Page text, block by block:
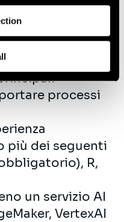
ruoli e/o
e AI
algoritmi
processi
più dei seguenti
R,
un servizio AI
VertexAI